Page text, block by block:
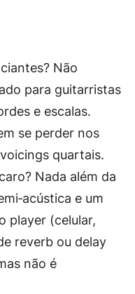
Não
para guitarristas
e escalas.
se perder nos
quartais.
Nada além da
e um
player (celular,
reverb ou delay
não é